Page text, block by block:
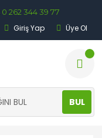
0 262 344 39 77
Giriş Yap Üye Ol
BUL